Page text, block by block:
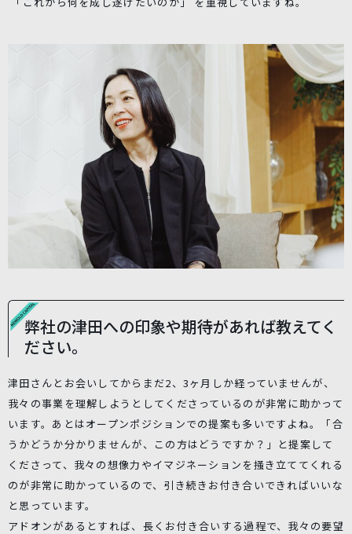
弊社の津田への印象や期待があれば教えてく
ださい。
津田さんとお会いしてからまだ2、3ヶ月しか経っていませんが、
我々の事業を理解しようとしてくださっているのが非常に助かって
います。あとはオープンポジションでの提案も多いですよね。「合
うかどうか分かりませんが、この方はどうですか？」と提案して
くださって、我々の想像力やイマジネーションを掻き立ててくれる
のが非常に助かっているので、引き続きお付き合いできればいいな
と思っています。
アドオンがあるとすれば、長くお付き合いする過程で、我々の要望